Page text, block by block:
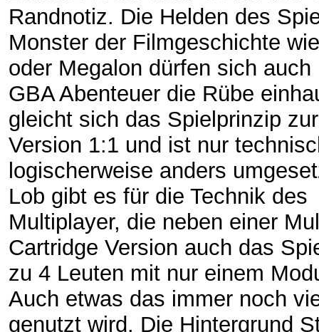
Randnotiz. Die Helden des
Monster der Filmgeschichte
oder Megalon dürfen sich auch
GBA Abenteuer die Rübe
gleicht sich das Spielprinzip
Version 1:1 und ist nur
logischerweise anders
Lob gibt es für die Technik des
Multiplayer, die neben einer
Cartridge Version auch das
zu 4 Leuten mit nur einem
Auch etwas das immer noch
genutzt wird. Die Hintergrund